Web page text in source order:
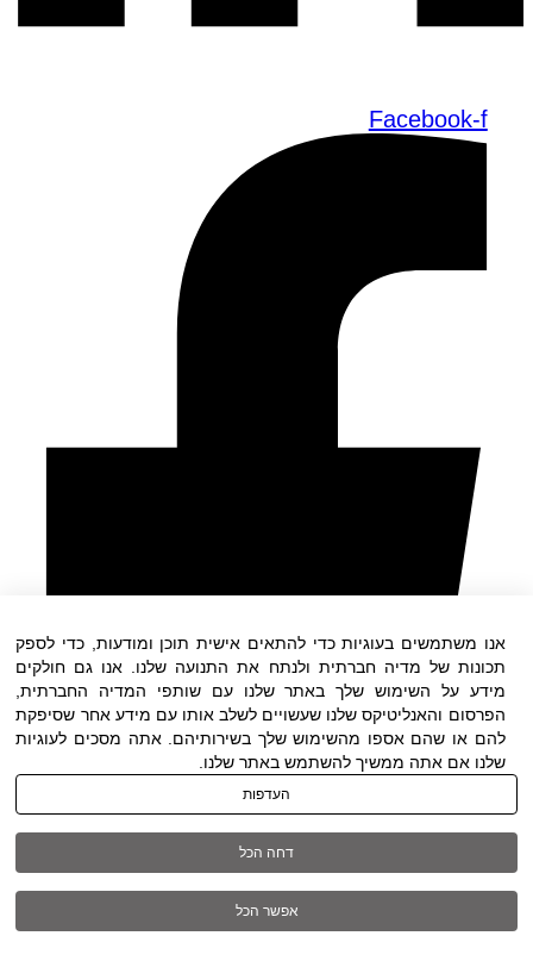
Facebook-f
אנו משתמשים בעוגיות כדי להתאים אישית תוכן ומודעות, כדי לספק
תכונות של מדיה חברתית ולנתח את התנועה שלנו. אנו גם חולקים
מידע על השימוש שלך באתר שלנו עם שותפי המדיה החברתית,
הפרסום והאנליטיקס שלנו שעשויים לשלב אותו עם מידע אחר שסיפקת
להם או שהם אספו מהשימוש שלך בשירותיהם. אתה מסכים לעוגיות
שלנו אם אתה ממשיך להשתמש באתר שלנו.
העדפות
דחה הכל
אפשר הכל